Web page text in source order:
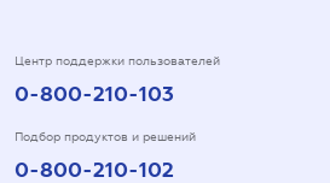
Центр поддержки пользователей
0-800-210-103
Подбор продуктов и решений
0-800-210-102